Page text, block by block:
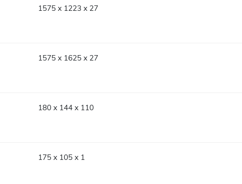
1575 x 1223 x 27
1575 x 1625 x 27
180 x 144 x 110
175 x 105 x 1